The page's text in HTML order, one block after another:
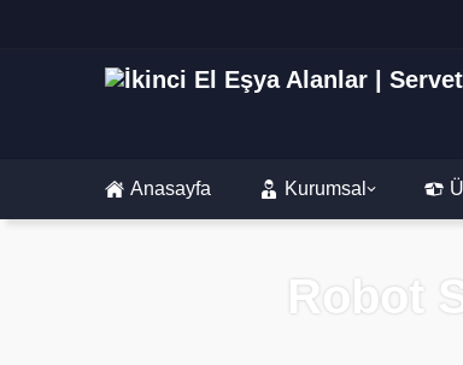
Anasayfa Kurumsal
Robot